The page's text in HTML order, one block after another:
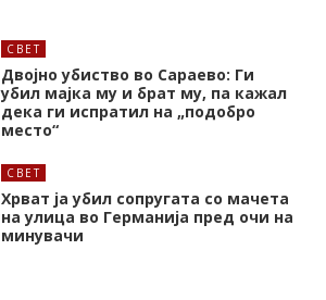
СВЕТ
Двојно убиство во Сараево: Ги
убил мајка му и брат му, па кажал
дека ги испратил на „подобро
место“
СВЕТ
Хрват ја убил сопругата со мачета
на улица во Германија пред очи на
минувачи